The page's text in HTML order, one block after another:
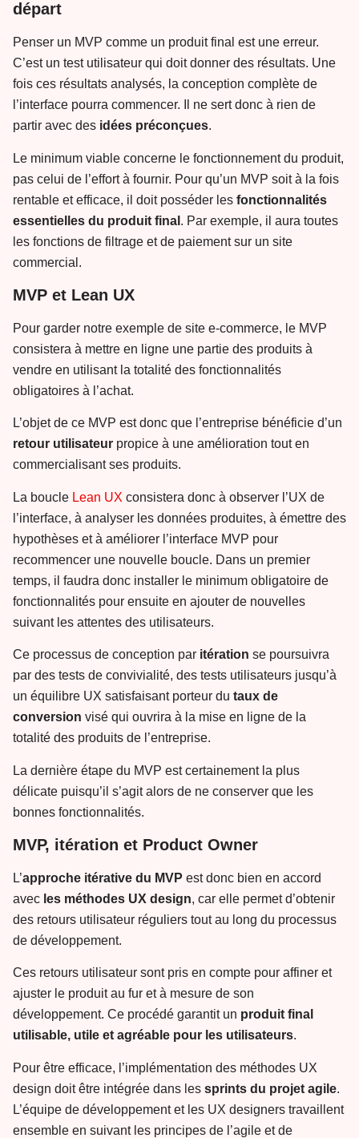
départ
Penser un MVP comme un produit final est une erreur.
C’est un test utilisateur qui doit donner des résultats. Une
fois ces résultats analysés, la conception complète de
l’interface pourra commencer. Il ne sert donc à rien de
partir avec des idées préconçues.
Le minimum viable concerne le fonctionnement du produit,
pas celui de l’effort à fournir. Pour qu’un MVP soit à la fois
rentable et efficace, il doit posséder les fonctionnalités
essentielles du produit final . Par exemple, il aura toutes
les fonctions de filtrage et de paiement sur un site
commercial.
MVP et Lean UX
Pour garder notre exemple de site e-commerce, le MVP
consistera à mettre en ligne une partie des produits à
vendre en utilisant la totalité des fonctionnalités
obligatoires à l’achat.
L’objet de ce MVP est donc que l’entreprise bénéficie d’un
retour utilisateur propice à une amélioration tout en
commercialisant ses produits.
La boucle Lean UX consistera donc à observer l’UX de
l’interface, à analyser les données produites, à émettre des
hypothèses et à améliorer l’interface MVP pour
recommencer une nouvelle boucle. Dans un premier
temps, il faudra donc installer le minimum obligatoire de
fonctionnalités pour ensuite en ajouter de nouvelles
suivant les attentes des utilisateurs.
Ce processus de conception par itération se poursuivra
par des tests de convivialité, des tests utilisateurs jusqu’à
un équilibre UX satisfaisant porteur du taux de
conversion visé qui ouvrira à la mise en ligne de la
totalité des produits de l’entreprise.
La dernière étape du MVP est certainement la plus
délicate puisqu’il s’agit alors de ne conserver que les
bonnes fonctionnalités.
MVP, itération et Product Owner
L’approche itérative du MVP est donc bien en accord
avec les méthodes UX design, car elle permet d’obtenir
des retours utilisateur réguliers tout au long du processus
de développement.
Ces retours utilisateur sont pris en compte pour affiner et
ajuster le produit au fur et à mesure de son
développement. Ce procédé garantit un produit final
utilisable, utile et agréable pour les utilisateurs.
Pour être efficace, l’implémentation des méthodes UX
design doit être intégrée dans les sprints du projet agile.
L’équipe de développement et les UX designers travaillent
ensemble en suivant les principes de l’agile et de